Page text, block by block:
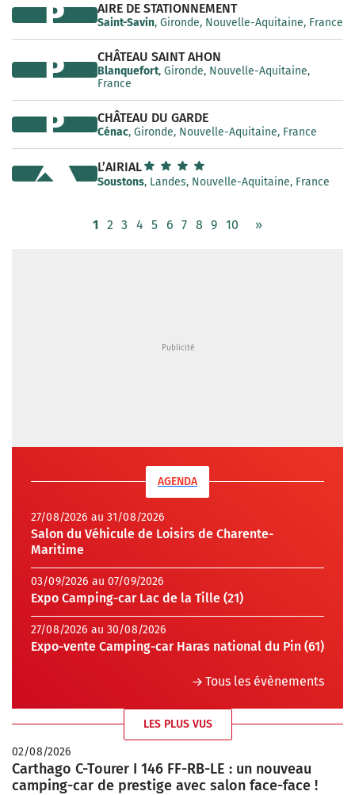
AIRE DE STATIONNEMENT
Saint-Savin, Gironde, Nouvelle-Aquitaine, France
P
CHÂTEAU SAINT AHON
Blanquefort, Gironde, Nouvelle-Aquitaine,
France
P
CHÂTEAU DU GARDE
Cénac, Gironde, Nouvelle-Aquitaine, France
P
L’AIRIAL
Soustons, Landes, Nouvelle-Aquitaine, France
1 2 3 4 5 6 7 8 9 10 »
AGENDA
27/08/2026 au 31/08/2026
Salon du Véhicule de Loisirs de Charente-
Maritime
03/09/2026 au 07/09/2026
Expo Camping-car Lac de la Tille (21)
27/08/2026 au 30/08/2026
Expo-vente Camping-car Haras national du Pin (61)
Tous les évènements
LES PLUS VUS
02/08/2026
Carthago C-Tourer I 146 FF-RB-LE : un nouveau
camping-car de prestige avec salon face-face !